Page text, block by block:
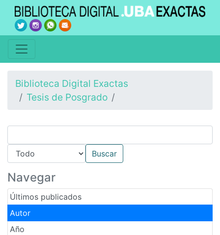
Biblioteca Digital Exactas
Tesis de Posgrado
Navegar
Últimos publicados
Autor
Año